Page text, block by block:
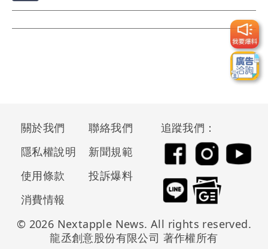
關於我們
聯絡我們
隱私權說明
新聞規範
使用條款
投訴爆料
消費情報
追蹤我們：
© 2026 Nextapple News. All rights reserved.
龍丞創意股份有限公司 著作權所有